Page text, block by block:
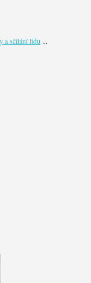
a sčítání lidu ...